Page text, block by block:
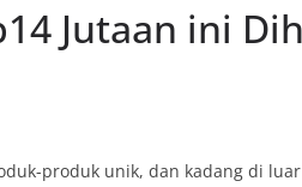
Jutaan ini
produk unik, dan kadang di